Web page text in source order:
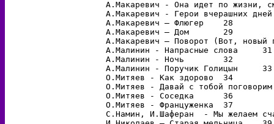
А.Макаревич - Она идет по жизни,
А.Макаревич - Геpои вчеpашних дней	27
А.Макаревич – Флюгер	28
А.Макаревич – Дом	29
А.Макаревич – Поворот (Вот, новый
А.Малинин - Напрасные слова	31
А.Малинин - Ночь	32
А.Малинин - Поручик Голицын	33
О.Митяев - Как здорово	34
О.Митяев - Давай с тобой поговорим	35
О.Митяев - Соседка	36
О.Митяев - Француженка	37
С.Намин, И.Шаферан  - Мы желаем